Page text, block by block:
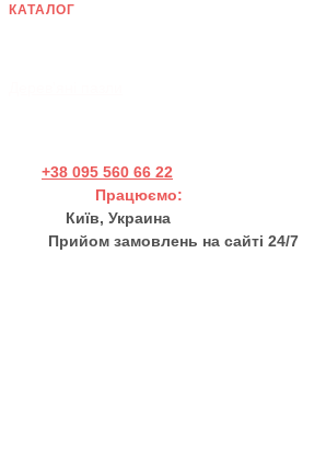
КАТАЛОГ
+38 095 560 66 22
Працюємо:
Київ, Украина
Прийом замовлень на сайті 24/7